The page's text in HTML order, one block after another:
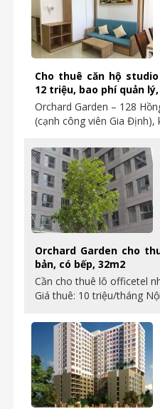
Cho thuê căn hộ
12 triệu, bao phí quản
Orchard Garden – 128
(cạnh công viên Gia
Orchard Garden cho
bản, có bếp, 32m2
Cần cho thuê lô officetel
Giá thuê: 10 triệu/tháng